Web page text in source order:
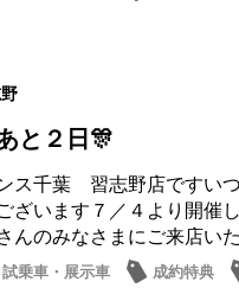
と２日🎊
ス千葉 習志野店ですい
ざいます７／４より開催
んのみなさまにご来店い
試乗車・展示車 成約特典